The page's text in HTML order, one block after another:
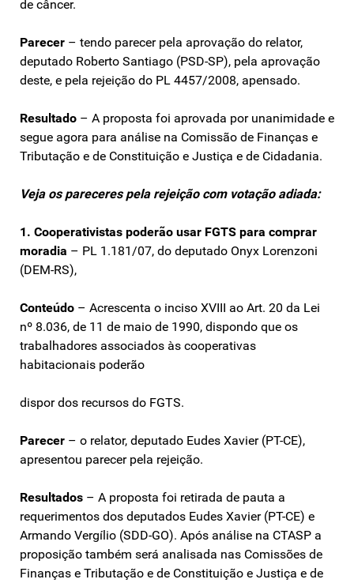
de câncer.
Parecer – tendo parecer pela aprovação do relator,
deputado Roberto Santiago (PSD-SP), pela aprovação
deste, e pela rejeição do PL 4457/2008, apensado.
Resultado – A proposta foi aprovada por unanimidade e
segue agora para análise na Comissão de Finanças e
Tributação e de Constituição e Justiça e de Cidadania.
Veja os pareceres pela rejeição com votação adiada:
1. Cooperativistas poderão usar FGTS para comprar
moradia – PL 1.181/07, do deputado Onyx Lorenzoni
(DEM-RS),
Conteúdo – Acrescenta o inciso XVIII ao Art. 20 da Lei
nº 8.036, de 11 de maio de 1990, dispondo que os
trabalhadores associados às cooperativas
habitacionais poderão
dispor dos recursos do FGTS.
Parecer – o relator, deputado Eudes Xavier (PT-CE),
apresentou parecer pela rejeição.
Resultados – A proposta foi retirada de pauta a
requerimentos dos deputados Eudes Xavier (PT-CE) e
Armando Vergílio (SDD-GO). Após análise na CTASP a
proposição também será analisada nas Comissões de
Finanças e Tributação e de Constituição e Justiça e de